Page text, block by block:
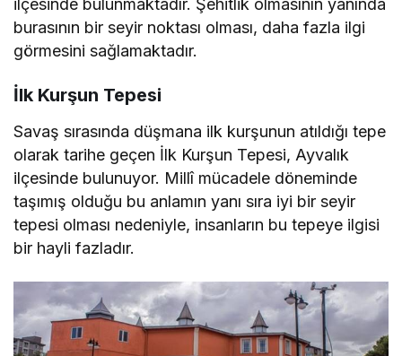
burasının bir seyir noktası olması, daha fazla ilgi
görmesini sağlamaktadır.
İlk Kurşun Tepesi
Savaş sırasında düşmana ilk kurşunun atıldığı tepe
olarak tarihe geçen İlk Kurşun Tepesi, Ayvalık
ilçesinde bulunuyor. Millî mücadele döneminde
taşımış olduğu bu anlamın yanı sıra iyi bir seyir
tepesi olması nedeniyle, insanların bu tepeye ilgisi
bir hayli fazladır.